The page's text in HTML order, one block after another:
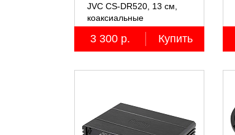
JVC CS-DR520, 13 см,
коаксиальные
двухполосные, 2 шт.
3 300 р. Купить